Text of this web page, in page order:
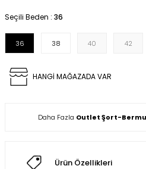
Seçili Beden : 36
36 38 40 42
HANGİ MAĞAZADA VAR
Daha Fazla Outlet Şort-
Ürün Özellikleri